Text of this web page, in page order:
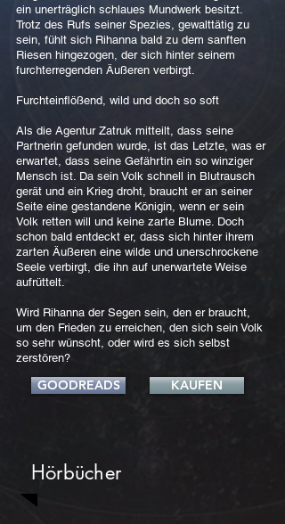
ein unerträglich schlaues Mundwerk besitzt.
Trotz des Rufs seiner Spezies, gewalttätig zu
sein, fühlt sich Rihanna bald zu dem sanften
Riesen hingezogen, der sich hinter seinem
furchterregenden Äußeren verbirgt.
Furchteinflößend, wild und doch so soft
Als die Agentur Zatruk mitteilt, dass seine
Partnerin gefunden wurde, ist das Letzte, was er
erwartet, dass seine Gefährtin ein so winziger
Mensch ist. Da sein Volk schnell in Blutrausch
gerät und ein Krieg droht, braucht er an seiner
Seite eine gestandene Königin, wenn er sein
Volk retten will und keine zarte Blume. Doch
schon bald entdeckt er, dass sich hinter ihrem
zarten Äußeren eine wilde und unerschrockene
Seele verbirgt, die ihn auf unerwartete Weise
aufrüttelt.
Wird Rihanna der Segen sein, den er braucht,
um den Frieden zu erreichen, den sich sein Volk
so sehr wünscht, oder wird es sich selbst
zerstören?
GOODREADS KAUFEN
Hörbücher